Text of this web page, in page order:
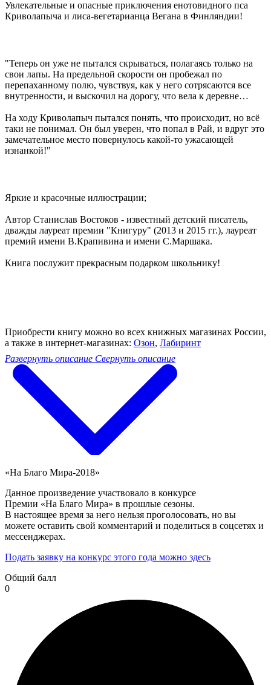
Увлекательные и опасные приключения енотовидного пса
Криволапыча и лиса-вегетарианца Вегана в Финляндии!
"Теперь он уже не пытался скрываться, полагаясь только на
свои лапы. На предельной скорости он пробежал по
перепаханному полю, чувствуя, как у него сотрясаются все
внутренности, и выскочил на дорогу, что вела к деревне…
На ходу Криволапыч пытался понять, что происходит, но всё
таки не понимал. Он был уверен, что попал в Рай, и вдруг это
замечательное место повернулось какой-то ужасающей
изнанкой!"
Яркие и красочные иллюстрации;
Автор Станислав Востоков - известный детский писатель,
дважды лауреат премии "Книгуру" (2013 и 2015 гг.), лауреат
премий имени В.Крапивина и имени С.Маршака.
Книга послужит прекрасным подарком школьнику!
Приобрести книгу можно во всех книжных магазинах России,
а также в интернет-магазинах: Озон, Лабиринт
Развернуть описание Свернуть описание
«На Благо Мира-2018»
Данное произведение участвовало в конкурсе
Премии «На Благо Мира» в прошлые сезоны.
В настоящее время за него нельзя проголосовать, но вы
можете оставить свой комментарий и поделиться в соцсетях и
мессенджерах.
Подать заявку на конкурс этого года можно здесь
Общий балл
0